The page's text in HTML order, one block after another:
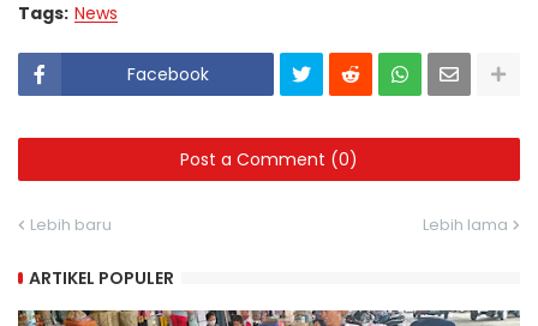
Tags: News
Facebook
Post a Comment (0)
Lebih baru Lebih lama
ARTIKEL POPULER